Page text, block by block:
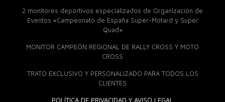
2 monitores deportivos especializados de Organización de
Eventos «Campeonato de España Super-Motard y Super
Quad»
MONITOR CAMPEÓN REGIONAL DE RALLY CROSS Y MOTO
CROSS
TRATO EXCLUSIVO Y PERSONALIZADO PARA TODOS LOS
CLIENTES
POLÍTICA DE PRIVACIDAD Y AVISO LEGAL